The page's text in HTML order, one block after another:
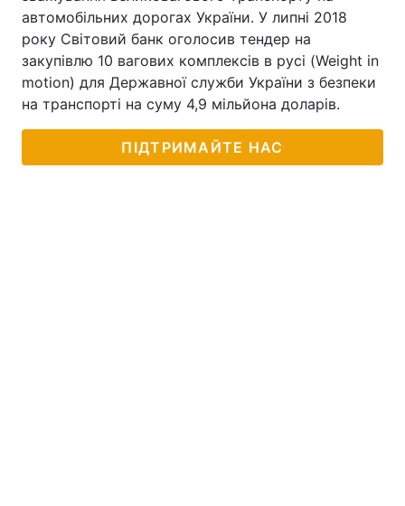
автомобільних дорогах України. У липні 2018
року Світовий банк оголосив тендер на
закупівлю 10 вагових комплексів в русі (Weight in
motion) для Державної служби України з безпеки
на транспорті на суму 4,9 мільйона доларів.
ПІДТРИМАЙТЕ НАС